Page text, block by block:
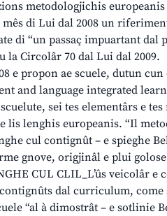
metodologjichis
di Lui dal 2008 un
di “un passaç impuartant
la Circolâr 70 dal Lui dal 2009.
e propon ae scuele, dutun
and language integrated
sei tes elementârs e
lis lenghis europeanis. “Il
cul contignût – e spieghe
gnove, origjinâl e plui golose
CUL CLIL_L’ûs veicolâr
dal curriculum,
“al à dimostrât – e sotlinie